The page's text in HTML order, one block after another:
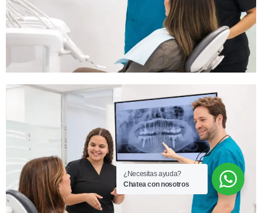
¿Necesitas ayuda?
Chatea con nosotros